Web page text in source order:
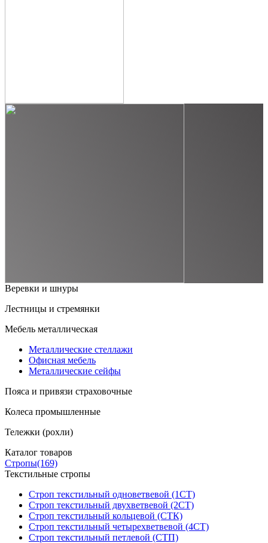
Веревки и шнуры
Лестницы и стремянки
Мебель металлическая
Металлические стеллажи
Офисная мебель
Металлические сейфы
Пояса и привязи страховочные
Колеса промышленные
Тележки (рохли)
Каталог товаров
Стропы(169)
Текстильные стропы
Строп текстильный одноветвевой (1СТ)
Строп текстильный двухветвевой (2СТ)
Строп текстильный кольцевой (СТК)
Строп текстильный четырехветвевой (4СТ)
Строп текстильный петлевой (СТП)